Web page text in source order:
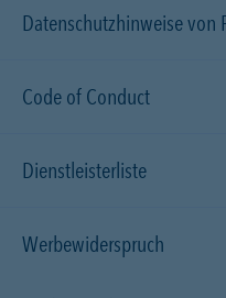
Datenschutzhinweise von
Code of Conduct
Dienstleisterliste
Werbewiderspruch